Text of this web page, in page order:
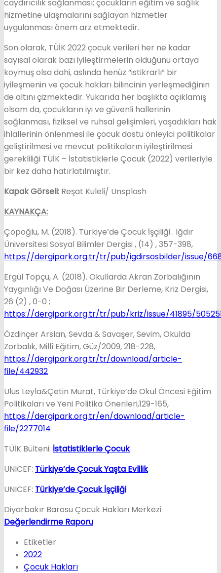
caydırıcılık sağlanması; çocukların eğitim ve sağlık
hizmetine ulaşmalarını sağlayan hizmetler
uygulanması önem arz etmektedir.
Son olarak, TÜİK 2022 çocuk verileri her ne kadar
sayısal olarak bazı iyileştirmelerin olduğunu ortaya
koymuş olsa dahi, aslında henüz “istikrarlı” bir
iyileşmenin ve çocuk hakları bilincinin yerleşmediğinin
de altını çizmektedir. Yukarıda her başlıkta açıklamış
olsam da, çocukların iyi ve güvenli hallerinin
sağlanması, fiziksel ve ruhsal gelişimleri, yaşadıkları hak
ihlallerinin önlenmesi ile çocuk dostu önleyici politikalar
geliştirilmesi ve mevcut politikaların iyileştirilmesi
gerekliliği TÜİK – İstatistiklerle Çocuk (2022) verileriyle
bir kez daha hatırlatılmıştır.
Kapak Görseli: Reşat Kuleli/ Unsplash
KAYNAKÇA:
Çöpoğlu, M. (2018). Türkiye’de Çocuk İşçiliği . Iğdır
Üniversitesi Sosyal Bilimler Dergisi , (14) , 357-398,
https://dergipark.org.tr/tr/pub/igdirsosbilder/issue/
Ergül Topçu, A. (2018). Okullarda Akran Zorbalığının
Yaygınlığı Ve Doğası Üzerine Bir Derleme, Kriz Dergisi,
26 (2) , 0-0 ;
https://dergipark.org.tr/tr/pub/kriz/issue/41895/
Özdinçer Arslan, Sevda & Savaşer, Sevim, Okulda
Zorbalık, Millî Eğitim, Güz/2009, 218-228,
https://dergipark.org.tr/tr/download/article-
file/442932
Ulus Leyla&Çetin Murat, Türkiye’de Okul Öncesi Eğitim
Politikaları ve Yeni Politika Önerileri,129-165,
https://dergipark.org.tr/en/download/article-
file/2277014
TÜİK Bülteni: İstatistiklerle Çocuk
UNICEF: Türkiye’de Çocuk Yaşta Evlilik
UNICEF: Türkiye’de Çocuk İşçiliği
Diyarbakır Barosu Çocuk Hakları Merkezi
Değerlendirme Raporu
Etiketler
2022
Çocuk Hakları